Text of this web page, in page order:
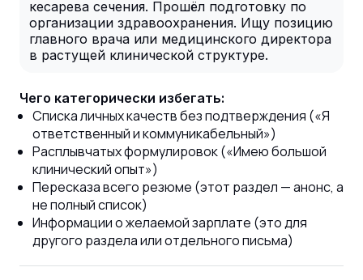
кесарева сечения. Прошёл подготовку по
организации здравоохранения. Ищу позицию
главного врача или медицинского директора
в растущей клинической структуре.
Чего категорически избегать:
Списка личных качеств без подтверждения («Я
ответственный и коммуникабельный»)
Расплывчатых формулировок («Имею большой
клинический опыт»)
Пересказа всего резюме (этот раздел — анонс, а
не полный список)
Информации о желаемой зарплате (это для
другого раздела или отдельного письма)